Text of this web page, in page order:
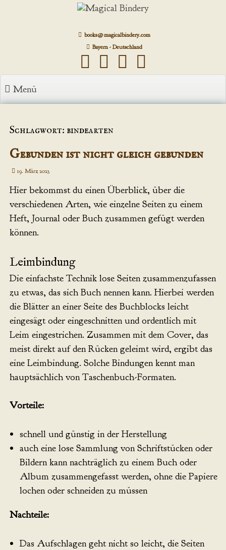
books@magicalbindery.com
Bayern - Deutschland
Menü
Schlagwort: bindearten
Gebunden ist nicht gleich gebunden
19. März 2023
Hier bekommst du einen Überblick, über die
verschiedenen Arten, wie einzelne Seiten zu einem
Heft, Journal oder Buch zusammen gefügt werden
können.
Leimbindung
Die einfachste Technik lose Seiten zusammenzufassen
zu etwas, das sich Buch nennen kann. Hierbei werden
die Blätter an einer Seite des Buchblocks leicht
eingesägt oder eingeschnitten und ordentlich mit
Leim eingestrichen. Zusammen mit dem Cover, das
meist direkt auf den Rücken geleimt wird, ergibt das
eine Leimbindung. Solche Bindungen kennt man
hauptsächlich von Taschenbuch-Formaten.
Vorteile:
schnell und günstig in der Herstellung
auch eine lose Sammlung von Schriftstücken oder
Bildern kann nachträglich zu einem Buch oder
Album zusammengefasst werden, ohne die Papiere
lochen oder schneiden zu müssen
Nachteile:
Das Aufschlagen geht nicht so leicht, die Seiten